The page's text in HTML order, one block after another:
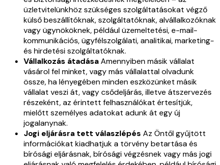
üzletvitelünkhöz szükséges szolgáltatásokat végző
külső beszállítóknak, szolgáltatóknak, alvállalkozóknak
vagy ügynököknek, például üzemeltetési, e-mail-
kommunikációs, ügyfélszolgálati, analitikai, marketing-
és hirdetési szolgáltatóknak.
Vállalkozás átadásaAmennyiben másik vállalat
vásárol fel minket, vagy más vállalattal olvadunk
össze, ha lényegében minden eszközünket másik
vállalat veszi át, vagy csődeljárás, illetve átszervezés
részeként, az érintett felhasználókat értesítjük,
mielőtt személyes adatokat adunk át egy új
jogalanynak.
Jogi eljárásra tett válaszlépés Az Öntől gyűjtött
információkat kiadhatjuk a törvény betartása és
bírósági eljárásnak, bírósági végzésnek vagy más jogi